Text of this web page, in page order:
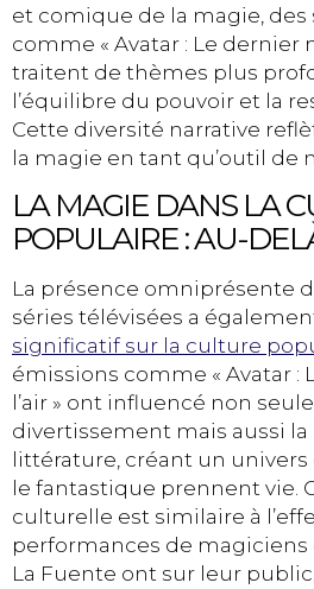
et comique de la magie,
comme « Avatar : Le dernier
traitent de thèmes plus
l’équilibre du pouvoir et la
Cette diversité narrative
la magie en tant qu’outil de
LA MAGIE DANS LA
POPULAIRE : AU-
La présence omniprésente
séries télévisées a
significatif sur la culture
émissions comme « Avatar :
l’air » ont influencé non
divertissement mais aussi la
littérature, créant un
le fantastique prennent vie.
culturelle est similaire à
performances de magiciens
La Fuente ont sur leur